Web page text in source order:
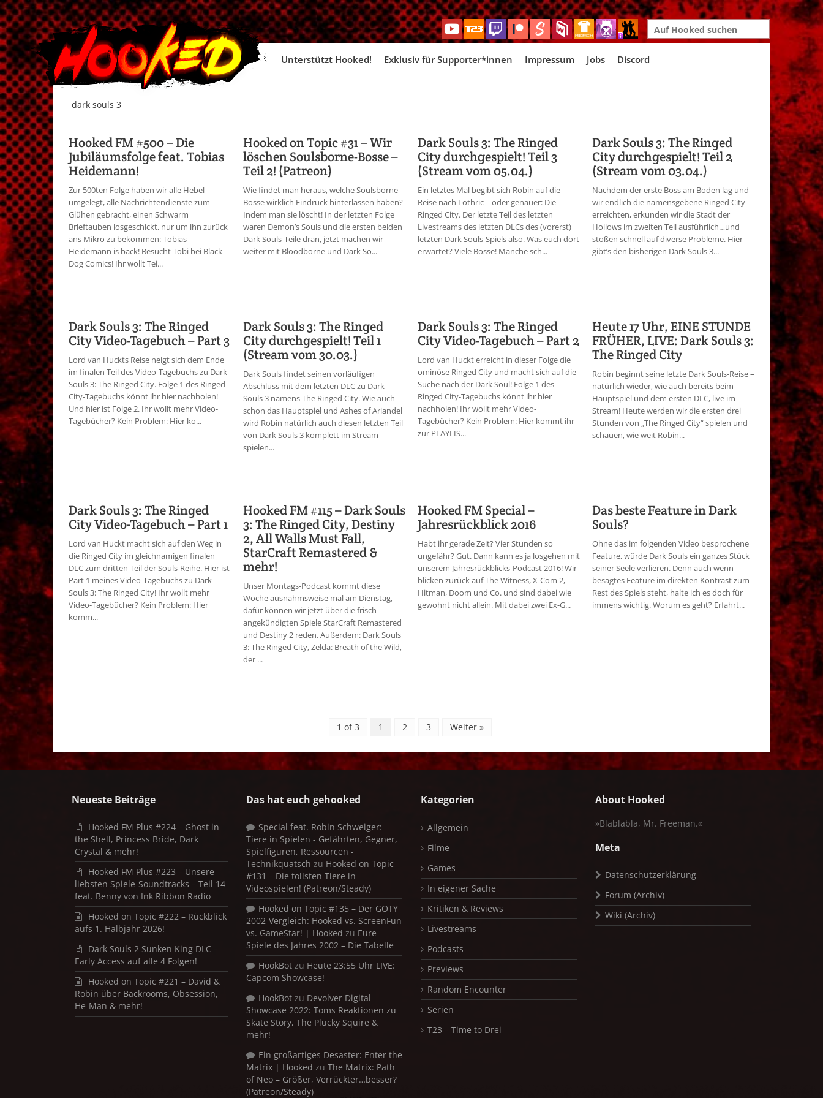
Search
for:
Skip
Unterstützt Hooked! Exklusiv für Supporter*innen Impressum Jobs Discord
dark souls 3
Hooked FM #500 – Die
Jubiläumsfolge feat. Tobias
Heidemann!
Zur 500ten Folge haben wir alle Hebel
umgelegt, alle Nachrichtendienste zum
Glühen gebracht, einen Schwarm
Brieftauben losgeschickt, nur um ihn zurück
ans Mikro zu bekommen: Tobias
Heidemann is back! Besucht Tobi bei Black
Dog Comics! Ihr wollt Tei...
Hooked on Topic #31 – Wir
löschen Soulsborne-Bosse –
Teil 2! (Patreon)
Wie findet man heraus, welche Soulsborne-
Bosse wirklich Eindruck hinterlassen haben?
Indem man sie löscht! In der letzten Folge
waren Demon’s Souls und die ersten beiden
Dark Souls-Teile dran, jetzt machen wir
weiter mit Bloodborne und Dark So...
Dark Souls 3: The Ringed
City durchgespielt! Teil 3
(Stream vom 05.04.)
Ein letztes Mal begibt sich Robin auf die
Reise nach Lothric – oder genauer: Die
Ringed City. Der letzte Teil des letzten
Livestreams des letzten DLCs des (vorerst)
letzten Dark Souls-Spiels also. Was euch dort
erwartet? Viele Bosse! Manche sch...
Dark Souls 3: The Ringed
City durchgespielt! Teil 2
(Stream vom 03.04.)
Nachdem der erste Boss am Boden lag und
wir endlich die namensgebene Ringed City
erreichten, erkunden wir die Stadt der
Hollows im zweiten Teil ausführlich…und
stoßen schnell auf diverse Probleme. Hier
gibt’s den bisherigen Dark Souls 3...
Dark Souls 3: The Ringed
City Video-Tagebuch – Part 3
Lord van Huckts Reise neigt sich dem Ende
im finalen Teil des Video-Tagebuchs zu Dark
Souls 3: The Ringed City. Folge 1 des Ringed
City-Tagebuchs könnt ihr hier nachholen!
Und hier ist Folge 2. Ihr wollt mehr Video-
Tagebücher? Kein Problem: Hier ko...
Dark Souls 3: The Ringed
City durchgespielt! Teil 1
(Stream vom 30.03.)
Dark Souls findet seinen vorläufigen
Abschluss mit dem letzten DLC zu Dark
Souls 3 namens The Ringed City. Wie auch
schon das Hauptspiel und Ashes of Ariandel
wird Robin natürlich auch diesen letzten Teil
von Dark Souls 3 komplett im Stream
spielen...
Dark Souls 3: The Ringed
City Video-Tagebuch – Part 2
Lord van Huckt erreicht in dieser Folge die
ominöse Ringed City und macht sich auf die
Suche nach der Dark Soul! Folge 1 des
Ringed City-Tagebuchs könnt ihr hier
nachholen! Ihr wollt mehr Video-
Tagebücher? Kein Problem: Hier kommt ihr
zur PLAYLIS...
Heute 17 Uhr, EINE STUNDE
FRÜHER, LIVE: Dark Souls 3:
The Ringed City
Robin beginnt seine letzte Dark Souls-Reise –
natürlich wieder, wie auch bereits beim
Hauptspiel und dem ersten DLC, live im
Stream! Heute werden wir die ersten drei
Stunden von „The Ringed City“ spielen und
schauen, wie weit Robin...
Dark Souls 3: The Ringed
City Video-Tagebuch – Part 1
Lord van Huckt macht sich auf den Weg in
die Ringed City im gleichnamigen finalen
DLC zum dritten Teil der Souls-Reihe. Hier ist
Part 1 meines Video-Tagebuchs zu Dark
Souls 3: The Ringed City! Ihr wollt mehr
Video-Tagebücher? Kein Problem: Hier
komm...
Hooked FM #115 – Dark Souls
3: The Ringed City, Destiny
2, All Walls Must Fall,
StarCraft Remastered &
mehr!
Unser Montags-Podcast kommt diese
Woche ausnahmsweise mal am Dienstag,
dafür können wir jetzt über die frisch
angekündigten Spiele StarCraft Remastered
und Destiny 2 reden. Außerdem: Dark Souls
3: The Ringed City, Zelda: Breath of the Wild,
der ...
Hooked FM Special –
Jahresrückblick 2016
Habt ihr gerade Zeit? Vier Stunden so
ungefähr? Gut. Dann kann es ja losgehen mit
unserem Jahresrückblicks-Podcast 2016! Wir
blicken zurück auf The Witness, X-Com 2,
Hitman, Doom und Co. und sind dabei wie
gewohnt nicht allein. Mit dabei zwei Ex-G...
Das beste Feature in Dark
Souls?
Ohne das im folgenden Video besprochene
Feature, würde Dark Souls ein ganzes Stück
seiner Seele verlieren. Denn auch wenn
besagtes Feature im direkten Kontrast zum
Rest des Spiels steht, halte ich es doch für
immens wichtig. Worum es geht? Erfahrt...
1 of 3 1 2 3 Weiter »
Neueste Beiträge
Hooked FM Plus #224 – Ghost in
the Shell, Princess Bride, Dark
Crystal & mehr!
Hooked FM Plus #223 – Unsere
liebsten Spiele-Soundtracks – Teil 14
feat. Benny von Ink Ribbon Radio
Hooked on Topic #222 – Rückblick
aufs 1. Halbjahr 2026!
Dark Souls 2 Sunken King DLC –
Early Access auf alle 4 Folgen!
Hooked on Topic #221 – David &
Robin über Backrooms, Obsession,
He-Man & mehr!
Das hat euch gehooked
Special feat. Robin Schweiger:
Tiere in Spielen - Gefährten, Gegner,
Spielfiguren, Ressourcen -
Technikquatsch zu Hooked on Topic
#131 – Die tollsten Tiere in
Videospielen! (Patreon/Steady)
Hooked on Topic #135 – Der GOTY
2002-Vergleich: Hooked vs. ScreenFun
vs. GameStar! | Hooked zu Eure
Spiele des Jahres 2002 – Die Tabelle
HookBot zu Heute 23:55 Uhr LIVE:
Capcom Showcase!
HookBot zu Devolver Digital
Showcase 2022: Toms Reaktionen zu
Skate Story, The Plucky Squire &
mehr!
Ein großartiges Desaster: Enter the
Matrix | Hooked zu The Matrix: Path
of Neo – Größer, Verrückter…besser?
(Patreon/Steady)
Kategorien
Allgemein
Filme
Games
In eigener Sache
Kritiken & Reviews
Livestreams
Podcasts
Previews
Random Encounter
Serien
T23 – Time to Drei
About Hooked
»Blablabla, Mr. Freeman.«
Meta
Datenschutzerklärung
Forum (Archiv)
Wiki (Archiv)